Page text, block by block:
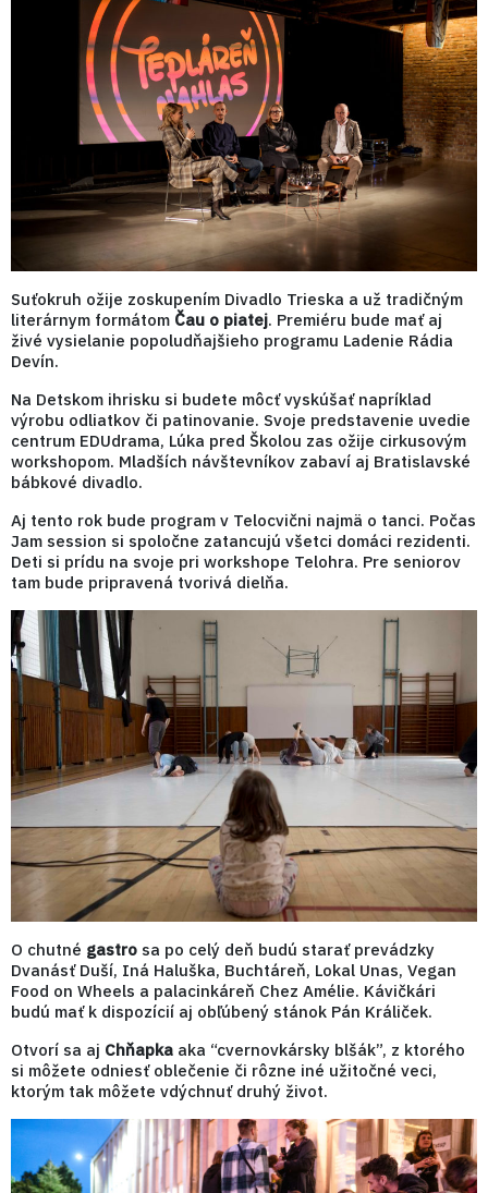
Suťokruh ožije zoskupením Divadlo Trieska a už tradičným
literárnym formátom Čau o piatej. Premiéru bude mať aj
živé vysielanie popoludňajšieho programu Ladenie Rádia
Devín.
Na Detskom ihrisku si budete môcť vyskúšať napríklad
výrobu odliatkov či patinovanie. Svoje predstavenie uvedie
centrum EDUdrama, Lúka pred Školou zas ožije cirkusovým
workshopom. Mladších návštevníkov zabaví aj Bratislavské
bábkové divadlo.
Aj tento rok bude program v Telocvični najmä o tanci. Počas
Jam session si spoločne zatancujú všetci domáci rezidenti.
Deti si prídu na svoje pri workshope Telohra. Pre seniorov
tam bude pripravená tvorivá dielňa.
O chutné gastro sa po celý deň budú starať prevádzky
Dvanásť Duší, Iná Haluška, Buchtáreň, Lokal Unas, Vegan
Food on Wheels a palacinkáreň Chez Amélie. Kávičkári
budú mať k dispozícií aj obľúbený stánok Pán Králiček.
Otvorí sa aj Chňapka aka “cvernovkársky blšák”, z ktorého
si môžete odniesť oblečenie či rôzne iné užitočné veci,
ktorým tak môžete vdýchnuť druhý život.